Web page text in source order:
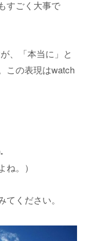
すごく大事で
、「本当に」と
この表現はwatch
ね。）
ください。